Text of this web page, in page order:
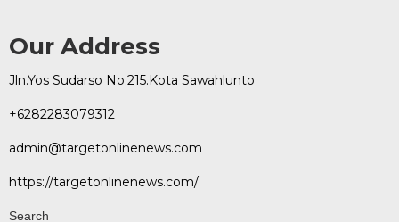
Our Address
Jln.Yos Sudarso No.215.Kota Sawahlunto
+6282283079312
admin@targetonlinenews.com
https://targetonlinenews.com/
Search